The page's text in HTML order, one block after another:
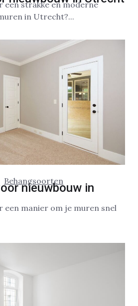
een strakke en moderne
in Utrecht?...
Behangsoorten
nieuwbouw in
een manier om je muren snel